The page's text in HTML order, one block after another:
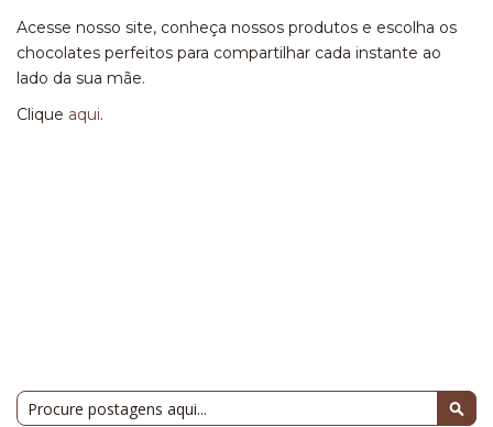
Acesse nosso site, conheça nossos produtos e escolha os
chocolates perfeitos para compartilhar cada instante ao
lado da sua mãe.
Clique aqui.
Pesquisa